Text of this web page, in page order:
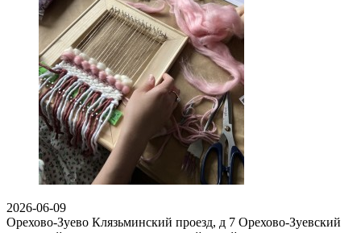
2026-06-09
Орехово-Зуево Клязьминский проезд, д 7 Орехово-Зуевский